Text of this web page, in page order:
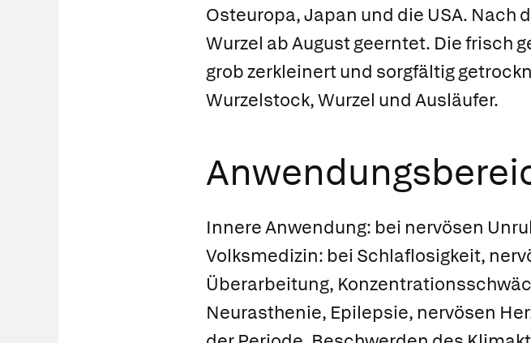
Osteuropa, Japan und die USA. Nach
Wurzel ab August geerntet. Die frisch
grob zerkleinert und sorgfältig
Wurzelstock, Wurzel und Ausläufer.
Innere Anwendung: bei nervösen
Volksmedizin: bei Schlaflosigkeit,
Überarbeitung,
Neurasthenie, Epilepsie, nervösen